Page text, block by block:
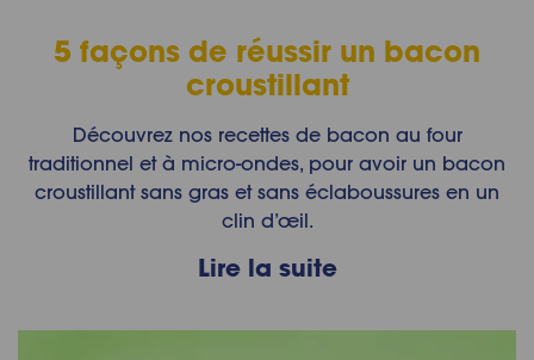
5 façons de réussir un bacon
croustillant
Découvrez nos recettes de bacon au four
traditionnel et à micro-ondes, pour avoir un bacon
croustillant sans gras et sans éclaboussures en un
clin d’œil.
Lire la suite